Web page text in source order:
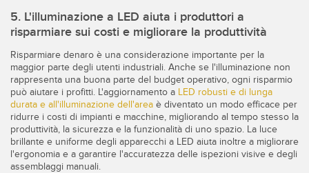
5. L'illuminazione a LED aiuta i produttori a
risparmiare sui costi e migliorare la produttività
Risparmiare denaro è una considerazione importante per la
maggior parte degli utenti industriali. Anche se l'illuminazione non
rappresenta una buona parte del budget operativo, ogni risparmio
può aiutare i profitti. L'aggiornamento a LED robusti e di lunga
durata e all'illuminazione dell'area è diventato un modo efficace per
ridurre i costi di impianti e macchine, migliorando al tempo stesso la
produttività, la sicurezza e la funzionalità di uno spazio. La luce
brillante e uniforme degli apparecchi a LED aiuta inoltre a migliorare
l'ergonomia e a garantire l'accuratezza delle ispezioni visive e degli
assemblaggi manuali.